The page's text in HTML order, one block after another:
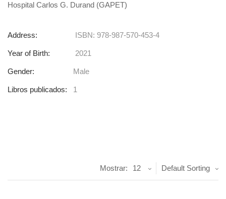
Hospital Carlos G. Durand (GAPET)
Address: ISBN: 978-987-570-453-4
Year of Birth: 2021
Gender: Male
Libros publicados: 1
Default Sorting
Mostrar: 12